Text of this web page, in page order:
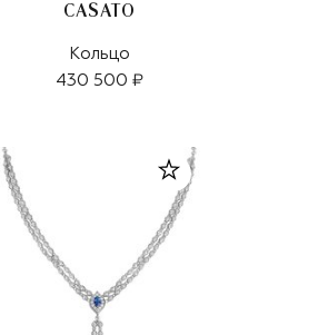
CASATO
Кольцо
430 500 ₽